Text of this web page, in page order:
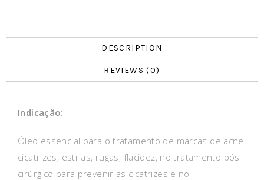
DESCRIPTION
REVIEWS (0)
Indicação:
Óleo essencial para o tratamento de marcas de acne,
cicatrizes, estrias, rugas, flacidez, no tratamento pós
cirúrgico para prevenir as cicatrizes e no